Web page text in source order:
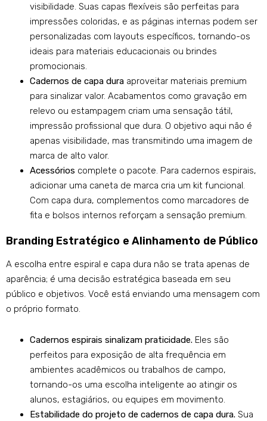
visibilidade. Suas capas flexíveis são perfeitas para
impressões coloridas, e as páginas internas podem ser
personalizadas com layouts específicos, tornando-os
ideais para materiais educacionais ou brindes
promocionais.
Cadernos de capa dura aproveitar materiais premium
para sinalizar valor. Acabamentos como gravação em
relevo ou estampagem criam uma sensação tátil,
impressão profissional que dura. O objetivo aqui não é
apenas visibilidade, mas transmitindo uma imagem de
marca de alto valor.
Acessórios complete o pacote. Para cadernos espirais,
adicionar uma caneta de marca cria um kit funcional.
Com capa dura, complementos como marcadores de
fita e bolsos internos reforçam a sensação premium.
Branding Estratégico e Alinhamento de Público
A escolha entre espiral e capa dura não se trata apenas de
aparência; é uma decisão estratégica baseada em seu
público e objetivos. Você está enviando uma mensagem com
o próprio formato.
Cadernos espirais sinalizam praticidade. Eles são
perfeitos para exposição de alta frequência em
ambientes acadêmicos ou trabalhos de campo,
tornando-os uma escolha inteligente ao atingir os
alunos, estagiários, ou equipes em movimento.
Estabilidade do projeto de cadernos de capa dura. Sua